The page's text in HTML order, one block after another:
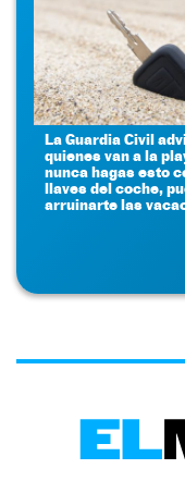
La Guardia Civil
quienes van a la
nunca hagas esto
llaves del coche,
arruinarte las